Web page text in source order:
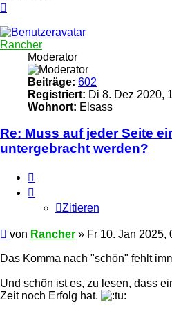
Rancher
Moderator
Beiträge: 602
Registriert: Di 8. Dez 2020,
Wohnort: Elsass
Re: Muss auf jeder Seite
untergebracht werden?
Zitieren
Ungelesener
von Rancher » Fr 10. Jan 2025,
Das Komma nach "schön" fehlt
Und schön ist es, zu lesen, dass
Zeit noch Erfolg hat.